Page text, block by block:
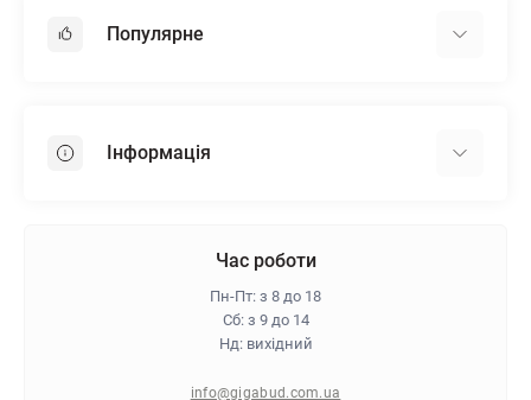
Популярне
Пінопласт
Інформація
Гарантія та повернення
Політика конфіденційності
Час роботи
Пн-Пт: з 8 до 18
Сб: з 9 до 14
Нд: вихідний
info@gigabud.com.ua